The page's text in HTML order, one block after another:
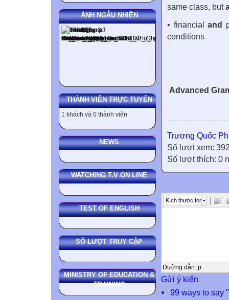
ẢNH NGẪU NHIÊN
THÀNH VIÊN TRỰC TUYẾN
1 khách và 0 thành viên
NEWS
WATCHING T.V ON LINE
TEST OF ENGLISH
SỐ LƯỢT TRUY CẬP
MINISTRY OF EDUCATION &
TRAINING
same class, but
• financialand
conditions
Advanced
Trương Quốc
Số lượt xem:
Số lượt thích: 0
Kích thước font
Đường dẫn: p
Gửi ý kiến
99 ways to say